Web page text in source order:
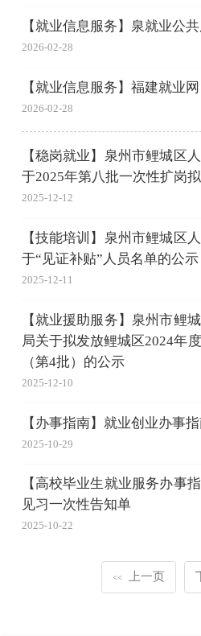
【就业信息服务】泉就业公
2026-02-28
【就业信息服务】福建就业网
2026-02-28
【稳岗就业】泉州市鲤城区
于2025年第八批一次性扩岗
2025-12-12
【技能培训】泉州市鲤城区
于“见证补贴”人员名单的公示
2025-12-11
【就业援助服务】泉州市鲤
局关于拟发放鲤城区2024年
（第4批）的公示
2025-12-10
【办事指南】就业创业办事
2025-10-29
【高校毕业生就业服务办事
见习一次性告知单
2025-10-22
<< 上一页